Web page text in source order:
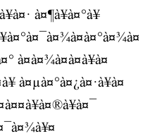
à¤¶à¥à¤°à¥
à¤à¤¾à¤à¤à¥à¤
à¤µà¤°à¤¿à¤·à¥à¤